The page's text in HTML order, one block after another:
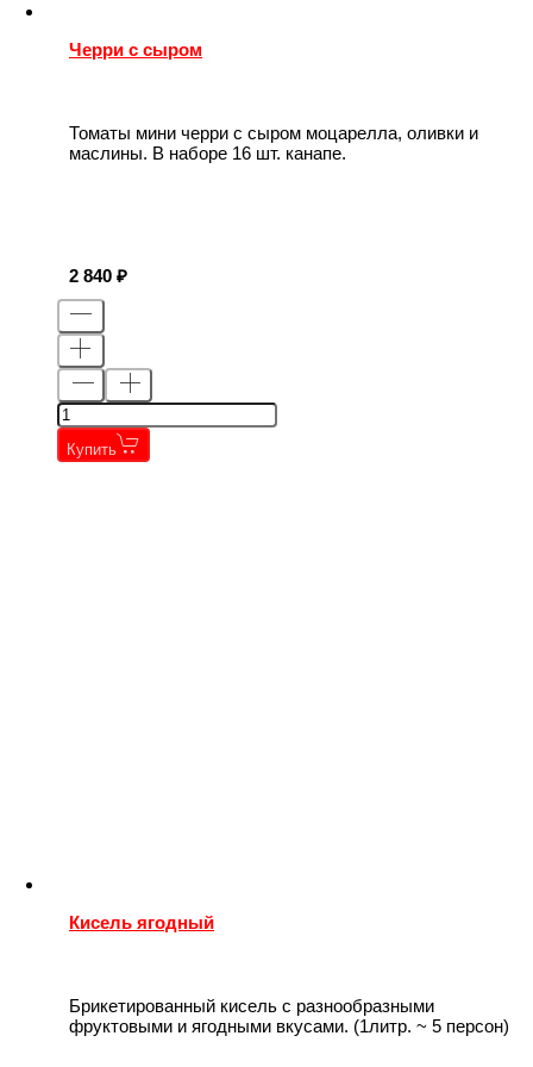
Черри с сыром
Томаты мини черри с сыром моцарелла, оливки и
маслины. В наборе 16 шт. канапе.
2 840
Купить
Кисель ягодный
Брикетированный кисель с разнообразными
фруктовыми и ягодными вкусами. (1литр. ~ 5 персон)